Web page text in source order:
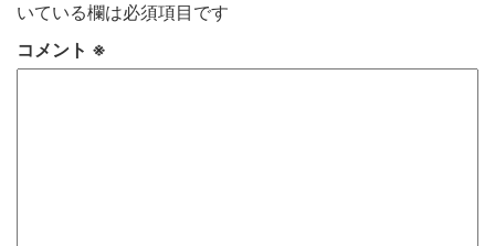
いている欄は必須項目です
コメント ※